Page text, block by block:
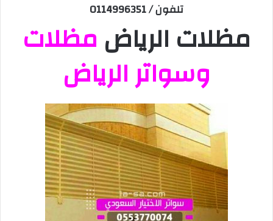
تلفون / 0114996351
مظلات الرياض مظلات
وسواتر الرياض